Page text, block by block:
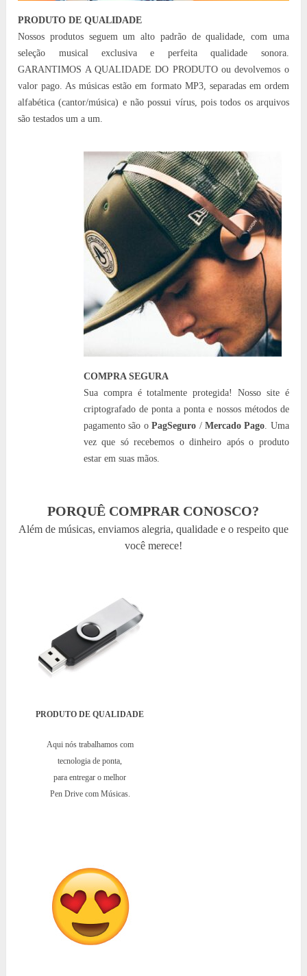
PRODUTO DE QUALIDADE
Nossos produtos seguem um alto padrão de qualidade, com uma
seleção musical exclusiva e perfeita qualidade sonora.
GARANTIMOS A QUALIDADE DO PRODUTO ou devolvemos o
valor pago. As músicas estão em formato MP3, separadas em ordem
alfabética (cantor/música) e não possui vírus, pois todos os arquivos
são testados um a um.
COMPRA SEGURA
Sua compra é totalmente protegida! Nosso site é
criptografado de ponta a ponta e nossos métodos de
pagamento são oPagSeguro /Mercado Pago . Uma
vez que só recebemos o dinheiro após o produto
estar em suas mãos.
PORQUÊ COMPRAR CONOSCO?
Além de músicas, enviamos alegria, qualidade e o respeito que
você merece!
PRODUTO DE QUALIDADE
Aqui nós trabalhamos com
tecnologia de ponta,
para entregar o melhor
Pen Drive com Músicas.